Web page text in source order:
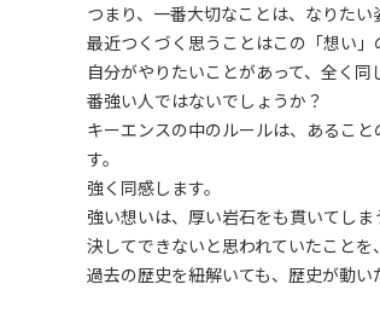
つまり、一番大切なことは、なりたい
最近つくづく思うことはこの「想い」
自分がやりたいことがあって、全く
番強い人ではないでしょうか？
キーエンスの中のルールは、あるこ
す。
強く同感します。
強い想いは、厚い岩石をも貫いてしま
決してできないと思われていたことを
過去の歴史を紐解いても、歴史が動い